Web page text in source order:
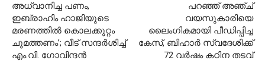
അധ്വാനിച്ച പണം,
ഇബ്രാഹിം ഹാജിയുടെ
മരണത്തിൽ കൊലക്കുറ്റം
ചുമത്തണം’; വീട് സന്ദർശിച്ച്
എം.വി. ​ഗോവിന്ദൻ
പറഞ്ഞ് അഞ്ച്
വയസുകാരിയെ
ലൈംഗികമായി പീഡിപ്പിച്ച
കേസ്, ബിഹാർ സ്വദേശിക്ക്
72 വർഷം കഠിന തടവ്